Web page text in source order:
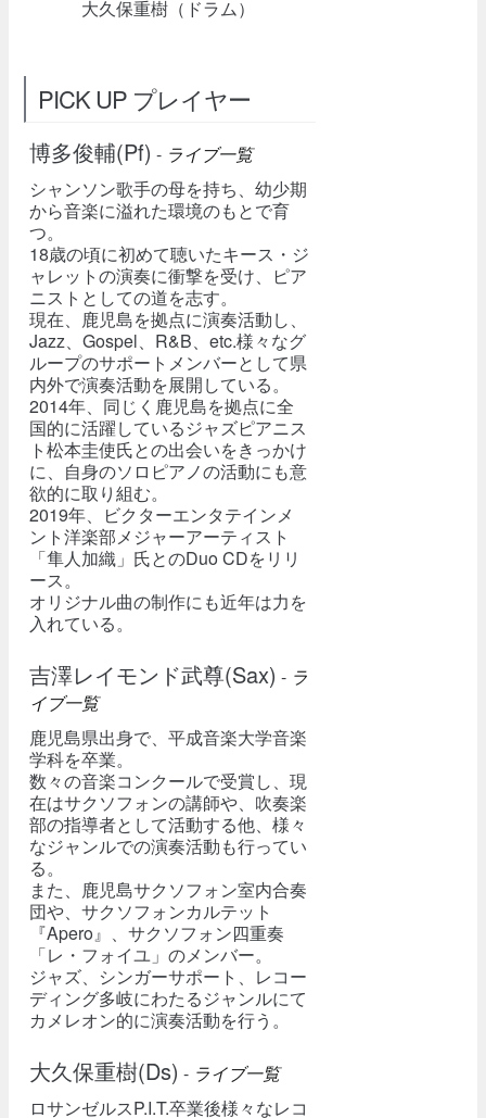
大久保重樹（ドラム）
PICK UP プレイヤー
博多俊輔(Pf) - ライブ一覧
シャンソン歌手の母を持ち、幼少期
から音楽に溢れた環境のもとで育
つ。
18歳の頃に初めて聴いたキース・ジ
ャレットの演奏に衝撃を受け、ピア
ニストとしての道を志す。
現在、鹿児島を拠点に演奏活動し、
Jazz、Gospel、R&B、etc.様々なグ
ループのサポートメンバーとして県
内外で演奏活動を展開している。
2014年、同じく鹿児島を拠点に全
国的に活躍しているジャズピアニス
ト松本圭使氏との出会いをきっかけ
に、自身のソロピアノの活動にも意
欲的に取り組む。
2019年、ビクターエンタテインメ
ント洋楽部メジャーアーティスト
「隼人加織」氏とのDuo CDをリリ
ース。
オリジナル曲の制作にも近年は力を
入れている。
吉澤レイモンド武尊(Sax) - ラ
イブ一覧
鹿児島県出身で、平成音楽大学音楽
学科を卒業。
数々の音楽コンクールで受賞し、現
在はサクソフォンの講師や、吹奏楽
部の指導者として活動する他、様々
なジャンルでの演奏活動も行ってい
る。
また、鹿児島サクソフォン室内合奏
団や、サクソフォンカルテット
『Apero』、サクソフォン四重奏
「レ・フォイユ」のメンバー。
ジャズ、シンガーサポート、レコー
ディング多岐にわたるジャンルにて
カメレオン的に演奏活動を行う。
大久保重樹(Ds) - ライブ一覧
ロサンゼルスP.I.T.卒業後様々なレコ